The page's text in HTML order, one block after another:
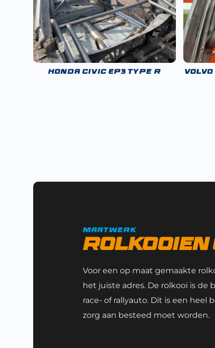
Honda Civic EP3 Type R Volvo
maatwerk
rolkooien
Voor een op maat gemaakte
het juiste adres. De rolkooi is de
race- of rallyauto. Dit is een heel
zorg aan besteed moet worden.